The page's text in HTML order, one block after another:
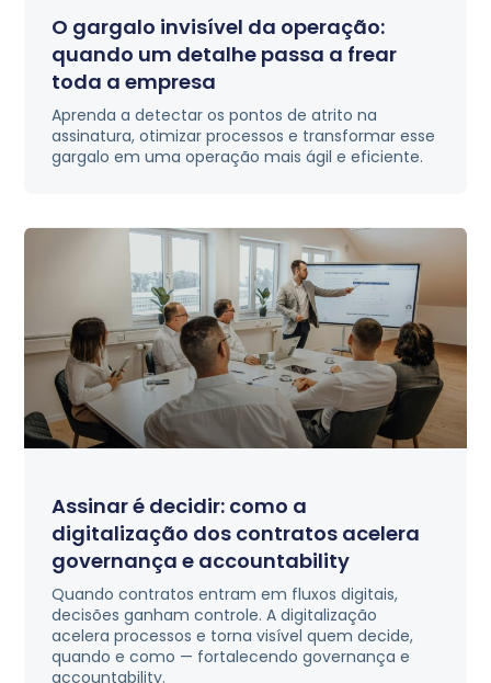
O gargalo invisível da operação:
quando um detalhe passa a frear
toda a empresa
Aprenda a detectar os pontos de atrito na
assinatura, otimizar processos e transformar esse
gargalo em uma operação mais ágil e eficiente.
Assinar é decidir: como a
digitalização dos contratos acelera
governança e accountability
Quando contratos entram em fluxos digitais,
decisões ganham controle. A digitalização
acelera processos e torna visível quem decide,
quando e como — fortalecendo governança e
accountability.